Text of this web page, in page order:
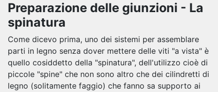
Preparazione delle giunzioni - La
spinatura
Come dicevo prima, uno dei sistemi per assemblare
parti in legno senza dover mettere delle viti "a vista" è
quello cosiddetto della "spinatura", dell'utilizzo cioè di
piccole "spine" che non sono altro che dei cilindretti di
legno (solitamente faggio) che fanno sa supporto ai